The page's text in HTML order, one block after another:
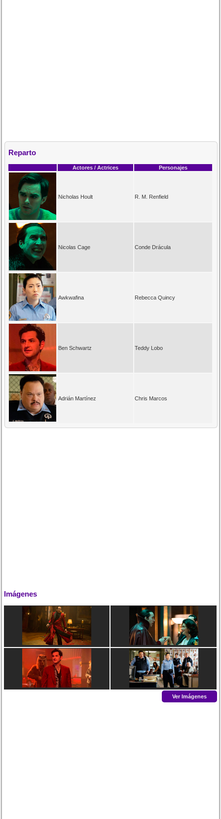
Reparto
Actores / Actrices Personajes
Nicholas Hoult R. M. Renfield
Nicolas Cage Conde Drácula
Awkwafina Rebecca Quincy
Ben Schwartz Teddy Lobo
Adrián Martínez Chris Marcos
Imágenes
Ver Imágenes